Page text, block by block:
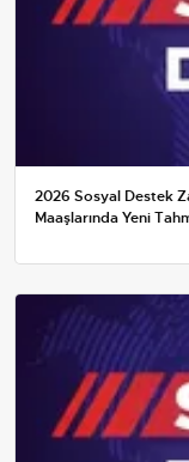
2026 Sosyal Destek
Maaşlarında Yeni